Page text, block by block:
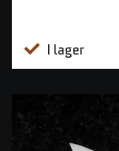
I lager